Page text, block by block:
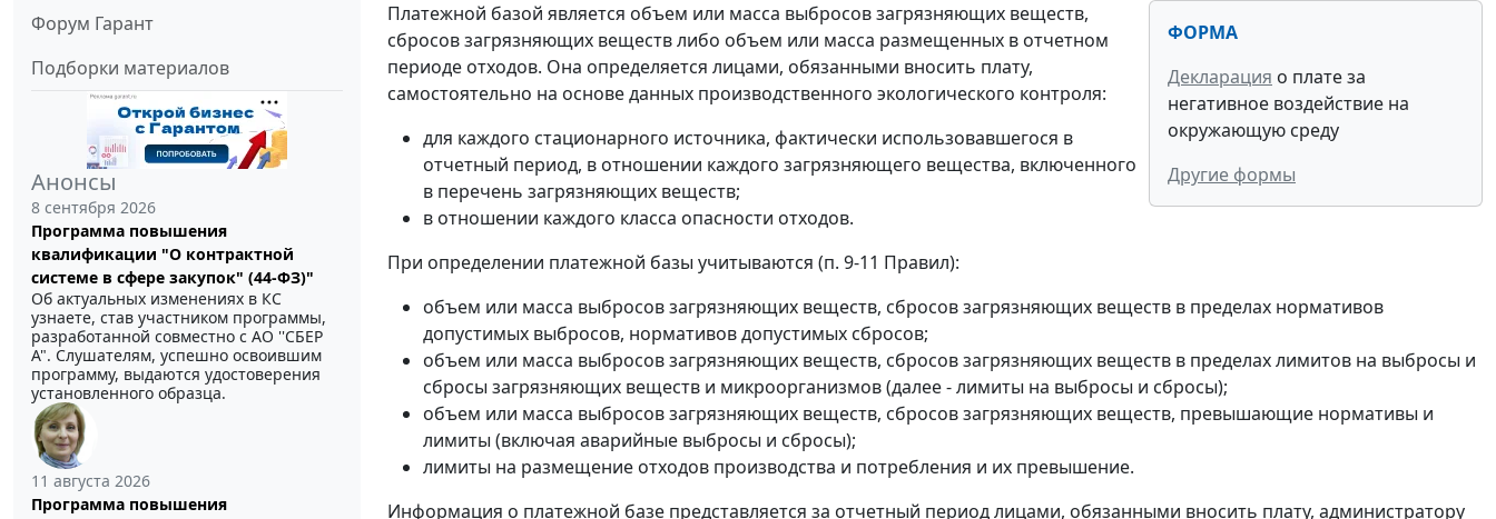
Форум Гарант
Подборки материалов
Анонсы
8 сентября 2026
Программа повышения
квалификации "О контрактной
системе в сфере закупок" (44-ФЗ)"
Об актуальных изменениях в КС
узнаете, став участником программы,
разработанной совместно с АО ''СБЕР
А". Слушателям, успешно освоившим
программу, выдаются удостоверения
установленного образца.
11 августа 2026
Программа повышения
ФОРМА
Декларация о плате за
негативное воздействие на
окружающую среду
Другие формы
Платежной базой является объем или масса выбросов загрязняющих веществ,
сбросов загрязняющих веществ либо объем или масса размещенных в отчетном
периоде отходов. Она определяется лицами, обязанными вносить плату,
самостоятельно на основе данных производственного экологического контроля:
для каждого стационарного источника, фактически использовавшегося в
отчетный период, в отношении каждого загрязняющего вещества, включенного
в перечень загрязняющих веществ;
в отношении каждого класса опасности отходов.
При определении платежной базы учитываются (п. 9-11 Правил):
объем или масса выбросов загрязняющих веществ, сбросов загрязняющих веществ в пределах нормативов
допустимых выбросов, нормативов допустимых сбросов;
объем или масса выбросов загрязняющих веществ, сбросов загрязняющих веществ в пределах лимитов на выбросы и
сбросы загрязняющих веществ и микроорганизмов (далее - лимиты на выбросы и сбросы);
объем или масса выбросов загрязняющих веществ, сбросов загрязняющих веществ, превышающие нормативы и
лимиты (включая аварийные выбросы и сбросы);
лимиты на размещение отходов производства и потребления и их превышение.
Информация о платежной базе представляется за отчетный период лицами, обязанными вносить плату, администратору